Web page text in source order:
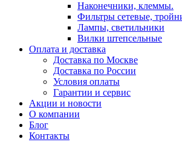
Наконечники, клеммы.
Фильтры сетевые,
Лампы, светильники
Вилки штепсельные
Оплата и доставка
Доставка по Москве
Доставка по России
Условия оплаты
Гарантии и сервис
Акции и новости
О компании
Блог
Контакты